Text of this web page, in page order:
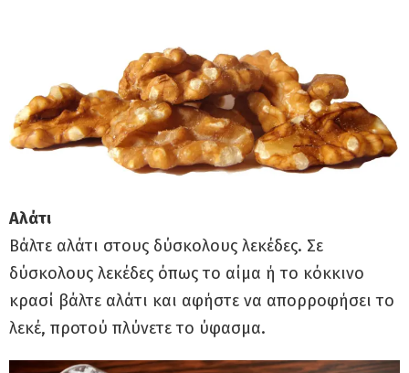
Αλάτι
Βάλτε αλάτι στους δύσκολους λεκέδες. Σε
δύσκολους λεκέδες όπως το αίμα ή το κόκκινο
κρασί βάλτε αλάτι και αφήστε να απορροφήσει το
λεκέ, προτού πλύνετε το ύφασμα.